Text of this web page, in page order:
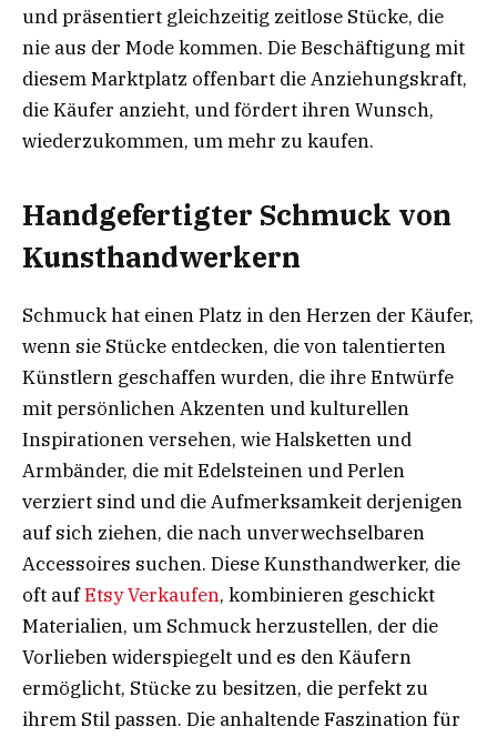
und präsentiert gleichzeitig zeitlose Stücke, die
nie aus der Mode kommen. Die Beschäftigung mit
diesem Marktplatz offenbart die Anziehungskraft,
die Käufer anzieht, und fördert ihren Wunsch,
wiederzukommen, um mehr zu kaufen.
Handgefertigter Schmuck von
Kunsthandwerkern
Schmuck hat einen Platz in den Herzen der Käufer,
wenn sie Stücke entdecken, die von talentierten
Künstlern geschaffen wurden, die ihre Entwürfe
mit persönlichen Akzenten und kulturellen
Inspirationen versehen, wie Halsketten und
Armbänder, die mit Edelsteinen und Perlen
verziert sind und die Aufmerksamkeit derjenigen
auf sich ziehen, die nach unverwechselbaren
Accessoires suchen. Diese Kunsthandwerker, die
oft aufEtsy Verkaufen, kombinieren geschickt
Materialien, um Schmuck herzustellen, der die
Vorlieben widerspiegelt und es den Käufern
ermöglicht, Stücke zu besitzen, die perfekt zu
ihrem Stil passen. Die anhaltende Faszination für